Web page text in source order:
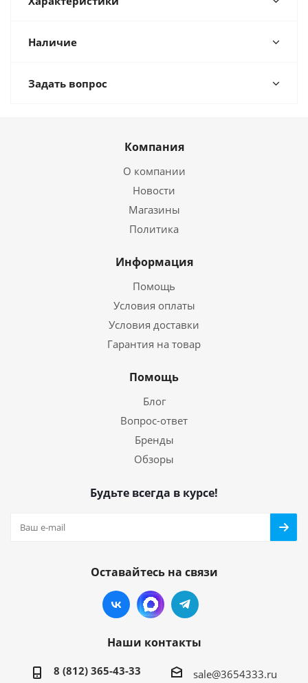
Наличие
Задать вопрос
Компания
О компании
Новости
Магазины
Политика
Информация
Помощь
Условия оплаты
Условия доставки
Гарантия на товар
Помощь
Блог
Вопрос-ответ
Бренды
Обзоры
Будьте всегда в курсе!
Оставайтесь на связи
Наши контакты
8 (812) 365-43-33 sale@3654333.ru